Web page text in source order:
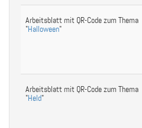
Arbeitsblatt mit QR-Code zum Thema
"Halloween"
Arbeitsblatt mit QR-Code zum Thema
"Held"